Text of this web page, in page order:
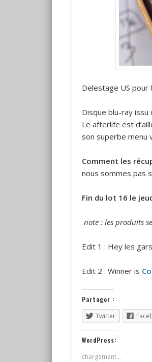
Delestage US pour
Disque blu-ray issu
Le afterlife est
son superbe menu
Comment les
nous sommes pas
Fin du lot 16 le
note : les produits
Edit 1 : Hey les
Edit 2 : Winner is
Partager :
Twitter
WordPress:
chargement…